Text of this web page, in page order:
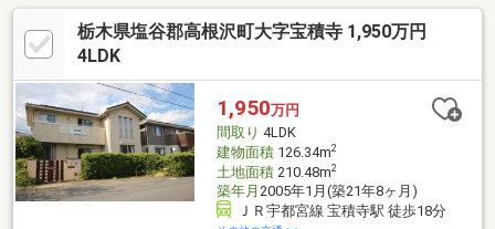
分、他2台で計4台駐車可能・防音室があるので楽器の練習をした
り、ゲームルームや書斎としても集中できる空間として使えま
す・区画整理地内【リフォーム内容】●クロス張替え●水廻りCF張
ハウスクリーニング他※価格には消費税、リフォーム費用を含み
ます
栃木県塩谷郡高根沢町大字宝積寺 1,950万円
4LDK
1,950万円
間取り 4LDK
建物面積126.34m2
土地面積210.48m2
築年月 2005年1月(築21年8ヶ月)
ＪＲ宇都宮線 宝積寺駅 徒歩18分